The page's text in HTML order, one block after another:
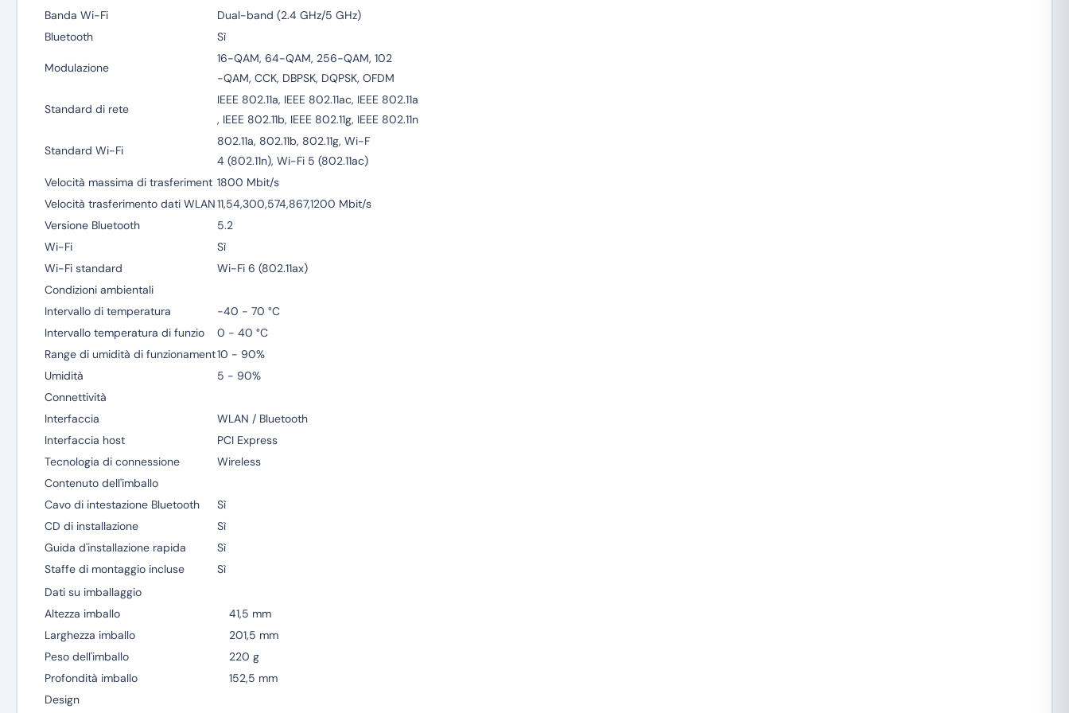
Banda Wi-Fi
Dual-band (2.4 GHz/5 GHz)
Bluetooth
Sì
Modulazione
16-QAM, 64-QAM, 256-QAM, 102
-QAM, CCK, DBPSK, DQPSK, OFDM
Standard di rete
IEEE 802.11a, IEEE 802.11ac, IEEE 802.11a
, IEEE 802.11b, IEEE 802.11g, IEEE 802.11n
Standard Wi-Fi
802.11a, 802.11b, 802.11g, Wi-F
4 (802.11n), Wi-Fi 5 (802.11ac)
Velocità massima di trasferiment 1800 Mbit/s
Velocità trasferimento dati WLAN11,54,300,574,867,1200 Mbit/s
Versione Bluetooth
5.2
Wi-Fi
Sì
Wi-Fi standard
Wi-Fi 6 (802.11ax)
Condizioni ambientali
Intervallo di temperatura
-40 - 70 °C
Intervallo temperatura di funzio
0 - 40 °C
Range di umidità di funzionament10 - 90%
Umidità
5 - 90%
Connettività
Interfaccia
WLAN / Bluetooth
Interfaccia host
PCI Express
Tecnologia di connessione
Wireless
Contenuto dell'imballo
Cavo di intestazione Bluetooth
Sì
CD di installazione
Sì
Guida d'installazione rapida
Sì
Staffe di montaggio incluse
Sì
Dati su imballaggio
Altezza imballo
41,5 mm
Larghezza imballo
201,5 mm
Peso dell'imballo
220 g
Profondità imballo
152,5 mm
Design